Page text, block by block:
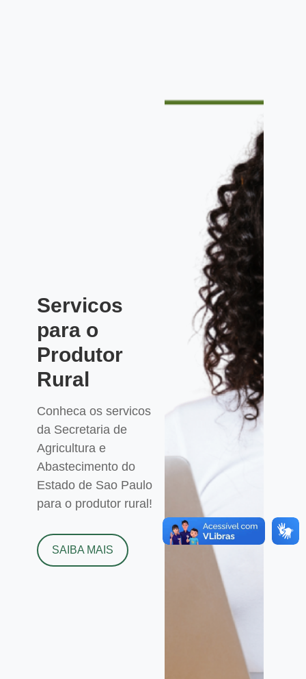
Servicos
para o
Produtor
Rural
Conheca os servicos
da Secretaria de
Agricultura e
Abastecimento do
Estado de Sao Paulo
para o produtor rural!
SAIBA MAIS